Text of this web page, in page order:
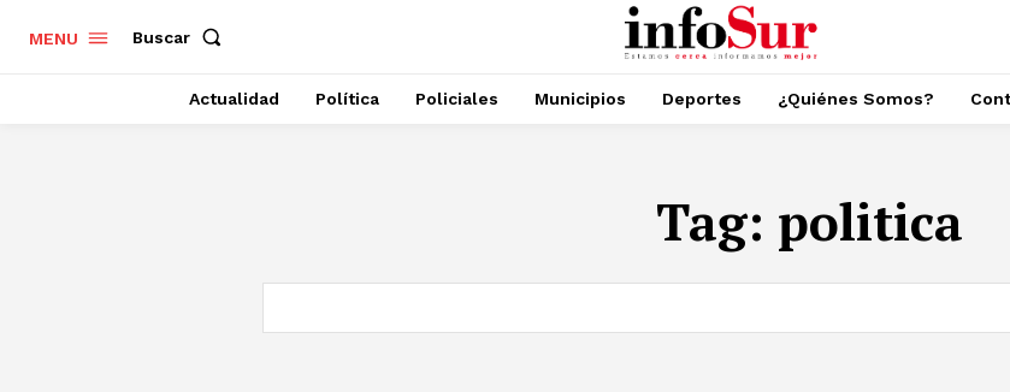
MENU Buscar
Actualidad Política Policiales Municipios Deportes ¿Quiénes Somos?
Tag: politica